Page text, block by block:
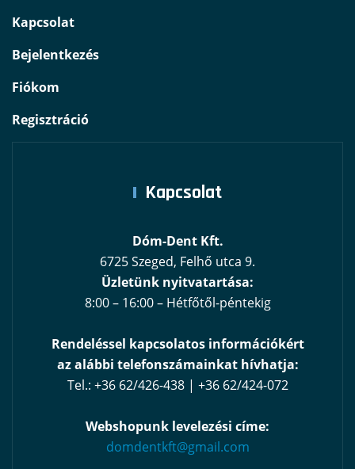
Kapcsolat
Bejelentkezés
Fiókom
Regisztráció
Kapcsolat
Dóm-Dent Kft.
6725 Szeged, Felhő utca 9.
Üzletünk nyitvatartása:
8:00 – 16:00 – Hétfőtől-péntekig
Rendeléssel kapcsolatos információkért
az alábbi telefonszámainkat hívhatja:
Tel.: +36 62/426-438 | +36 62/424-072
Webshopunk levelezési címe:
domdentkft@gmail.com